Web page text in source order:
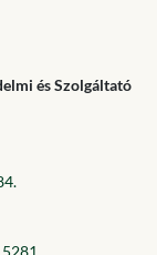
és Szolgáltató